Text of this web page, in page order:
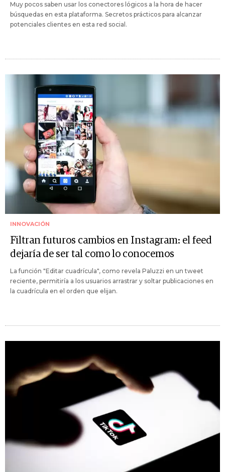
Muy pocos saben usar los conectores lógicos a la hora de hacer
búsquedas en esta plataforma. Secretos prácticos para alcanzar
potenciales clientes en esta red social.
INNOVACIÓN
Filtran futuros cambios en Instagram: el feed
dejaría de ser tal como lo conocemos
La función "Editar cuadrícula", como revela Paluzzi en un tweet
reciente, permitiría a los usuarios arrastrar y soltar publicaciones en
la cuadrícula en el orden que elijan.